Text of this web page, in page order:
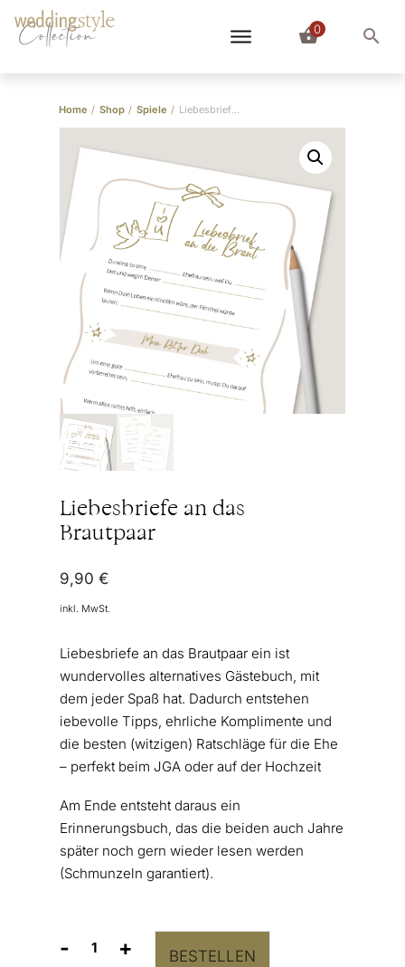
Collection 0
Home / Shop / Spiele / Liebesbriefe an das Brautpaar
Liebesbriefe an das
Brautpaar
9,90 €
inkl. MwSt.
Liebesbriefe an das Brautpaar ein ist
wundervolles alternatives Gästebuch, mit
dem jeder Spaß hat. Dadurch entstehen
iebevolle Tipps, ehrliche Komplimente und
die besten (witzigen) Ratschläge für die Ehe
– perfekt beim JGA oder auf der Hochzeit
Am Ende entsteht daraus ein
Erinnerungsbuch, das die beiden auch Jahre
später noch gern wieder lesen werden
(Schmunzeln garantiert).
-
Liebesbriefe
+ BESTELLEN